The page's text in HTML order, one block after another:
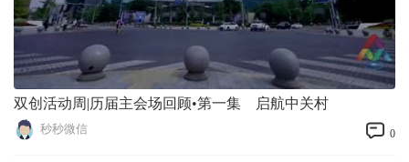
双创活动周|历届主会场回顾•第一集 启航中关村
秒秒微信 0